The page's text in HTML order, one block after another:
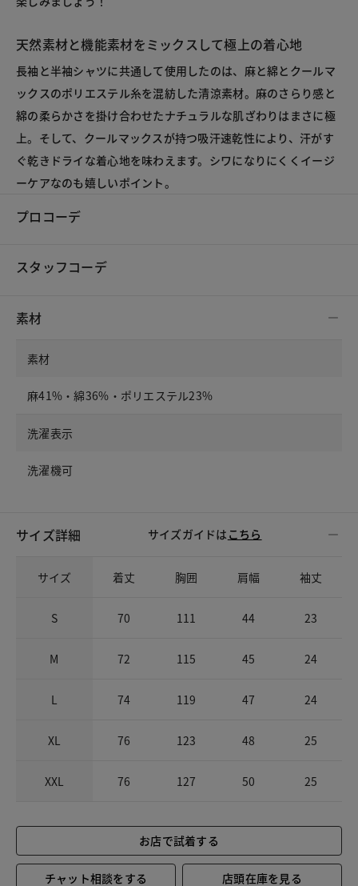
天然素材と機能素材をミックスして極上の着心地
長袖と半袖シャツに共通して使用したのは、麻と綿とクールマ
ックスのポリエステル糸を混紡した清涼素材。麻のさらり感と
綿の柔らかさを掛け合わせたナチュラルな肌ざわりはまさに極
上。そして、クールマックスが持つ吸汗速乾性により、汗がす
ぐ乾きドライな着心地を味わえます。シワになりにくくイージ
ーケアなのも嬉しいポイント。
プロコーデ
スタッフコーデ
素材
素材
麻41%・綿36%・ポリエステル23%
洗濯表示
洗濯機可
サイズ詳細 サイズガイドは こちら
サイズ 着丈 胸囲 肩幅 袖丈
S 70 111 44 23
M 72 115 45 24
L 74 119 47 24
XL 76 123 48 25
XXL 76 127 50 25
お店で試着する
チャット相談をする 店頭在庫を見る